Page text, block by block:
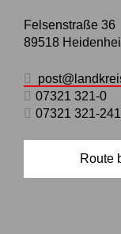
Felsenstraße 36
89518
07321 321-0
07321 321-
Route